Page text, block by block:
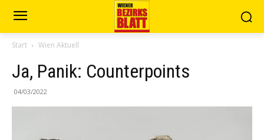
Start Wien Aktuell
Ja, Panik: Counterpoints
04/03/2022